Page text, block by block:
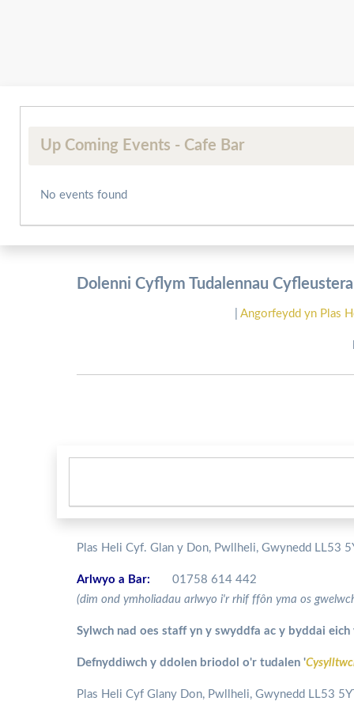
Up Coming Events - Cafe Bar
No events found
Dolenni Cyflym Tudalennau
Angorfeydd yn Plas
Plas Heli Cyf. Glan y Don, Pwllheli, Gwynedd LL53
Arlwyo a Bar:
01758 614 442
(dim ond ymholiadau arlwyo i'r rhif ffôn yma os
Sylwch nad oes staff yn y swyddfa ac y byddai
Defnyddiwch y ddolen briodol o'r tudalen '
Plas Heli Cyf Glany Don, Pwllheli, Gwynedd LL53 5YT